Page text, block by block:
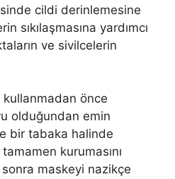
cildi derinlemesine
sıkılaşmasına yardımcı
ve sivilcelerin
kullanmadan önce
olduğundan emin
bir tabaka halinde
kurumasını
maskeyi nazikçe